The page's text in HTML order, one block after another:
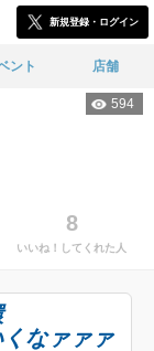
新規登録・ログイン
ント 店舗
594
8
いいね！してくれた人
なァァァ